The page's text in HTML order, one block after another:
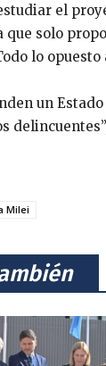
el
que solo
lo
un
Milei